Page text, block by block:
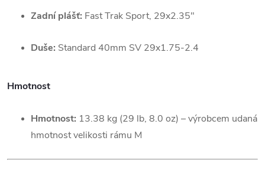
Zadní plášť: Fast Trak Sport, 29x2.35"
Duše: Standard 40mm SV 29x1.75-2.4
Hmotnost
Hmotnost: 13.38 kg (29 lb, 8.0 oz) – výrobcem udaná
hmotnost velikosti rámu M